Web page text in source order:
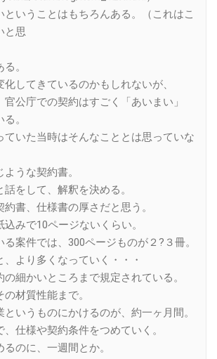
ということはもちろんある。（これはこ
と思
。
してきているのかもしれないが、
公庁での契約はすごく「あいまい」
。
ていた当時はそんなこととは思っていな
うな契約書。
をして、解釈を決める。
書、仕様書の厚さだと思う。
みで10ページないくらい。
案件では、300ページものが２?３冊。
より多くなっていく・・・
細かいところまで規定されている。
材質性能まで。
いうものにかけるのが、約一ヶ月間。
仕様や契約条件をつめていく。
のに、一週間とか。